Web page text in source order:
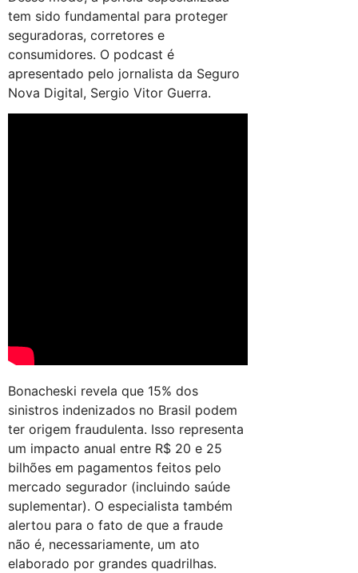
tem sido fundamental para proteger
seguradoras, corretores e
consumidores. O podcast é
apresentado pelo jornalista da Seguro
Nova Digital, Sergio Vitor Guerra.
Bonacheski revela que 15% dos
sinistros indenizados no Brasil podem
ter origem fraudulenta. Isso representa
um impacto anual entre R$ 20 e 25
bilhões em pagamentos feitos pelo
mercado segurador (incluindo saúde
suplementar). O especialista também
alertou para o fato de que a fraude
não é, necessariamente, um ato
elaborado por grandes quadrilhas.